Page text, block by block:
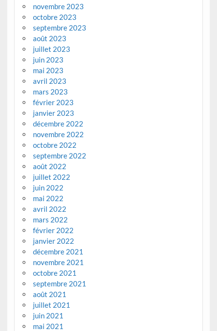
novembre 2023
octobre 2023
septembre 2023
août 2023
juillet 2023
juin 2023
mai 2023
avril 2023
mars 2023
février 2023
janvier 2023
décembre 2022
novembre 2022
octobre 2022
septembre 2022
août 2022
juillet 2022
juin 2022
mai 2022
avril 2022
mars 2022
février 2022
janvier 2022
décembre 2021
novembre 2021
octobre 2021
septembre 2021
août 2021
juillet 2021
juin 2021
mai 2021